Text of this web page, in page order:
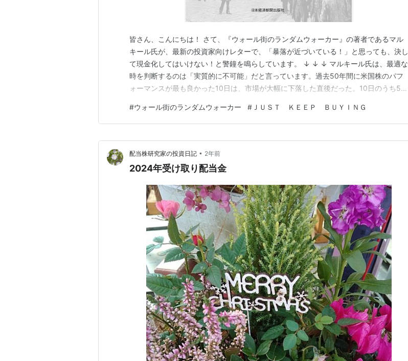
皆さん、こんにちは！ さて、『ウォール街のランダムウォーカー』の著者であるマル
キール氏が、最新の投資家向けレターで、「暴落が近づいている！」と思っても、決し
て現金化してはいけない！と警鐘を鳴らしています。 ↓ ↓ ↓ マルキール氏は、最適な
時を判断するのは「実質的に不可能」だと言っています。過去50年間に米国株のパフ
ォーマンスが最も良かった10日は、市場が大幅に下落した直後だった。10日のうち5日
日はブラックマンデーの後だった。 3番目と10番目にパフォーマンスが良かったの
は、S&P500種株価指数が10%反発し…
#ウォール街のランダムウォーカー # ＪＵＳＴ ＫＥＥＰ ＢＵＹＩＮＧ
配当株研究家の投資日記 • 2年前
2024年受け取り配当金